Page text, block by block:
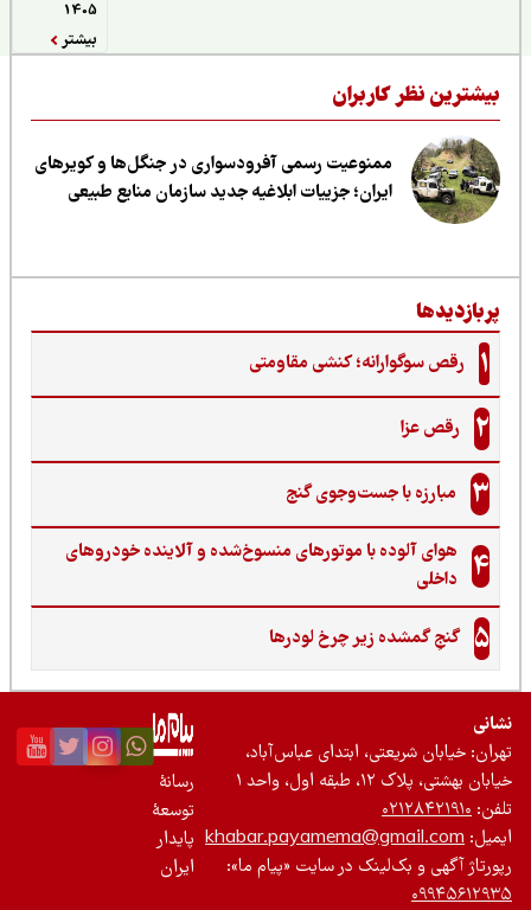
نظر کاربران
ممنوعیت رسمی آفرودسواری در جنگل‌ها و کویرهای
ایران؛ جزییات ابلاغیه جدید سازمان منابع طبیعی
رقص سوگوارانه؛ کنشی مقاومتی
رقص عزا
مبارزه با جست‌وجوی گنج‌
هوای آلوده با موتورهای منسوخ‌شده و آلاینده خودروهای
داخلی
گنجِ گمشده زیر چرخ لودرها
خیابان شریعتی، ابتدای عباس‌آباد،
بهشتی، پلاک ۱۲، طبقه اول، واحد ۱
۰۲۱۲۸۴۲۱۹۱۰
khabar.payamema@gmail.com
آگهی و بک‌لینک در سایت «پیام ما»:
توسعۀ
پایدار
ایران